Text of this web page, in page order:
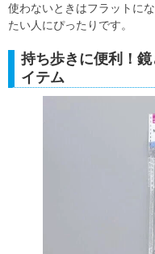
使わないときはフラットに
たい人にぴったりです。
持ち歩きに便利！
イテム